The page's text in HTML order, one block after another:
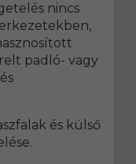
nincs
padló- vagy
és külső